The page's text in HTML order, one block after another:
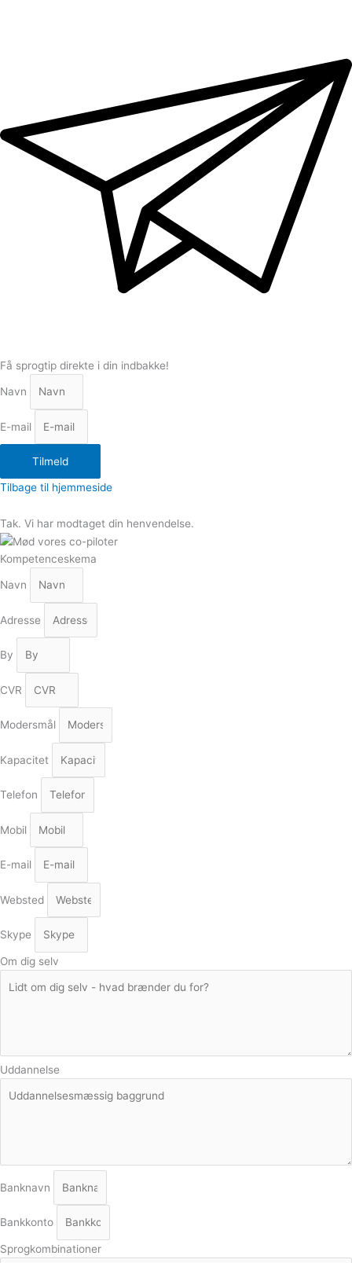
Få sprogtip direkte i din indbakke!
Navn
E-mail
Tilmeld
Tilbage til hjemmeside
Tak. Vi har modtaget din henvendelse.
Kompetenceskema
Navn
Adresse
By
CVR
Modersmål
Kapacitet
Telefon
Mobil
E-mail
Websted
Skype
Om dig selv
Uddannelse
Banknavn
Bankkonto
Sprogkombinationer